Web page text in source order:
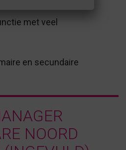
met veel
en secundaire
NOORD